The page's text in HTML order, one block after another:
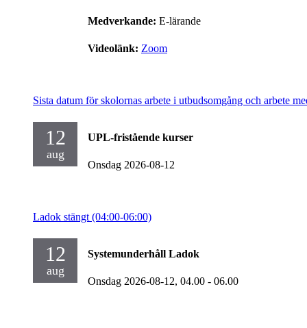
Medverkande: E-lärande
Videolänk: Zoom
Sista datum för skolornas arbete i utbudsomgång och arbete
12
aug
UPL-fristående kurser
Onsdag 2026-08-12
Ladok stängt (04:00-06:00)
12
aug
Systemunderhåll Ladok
Onsdag 2026-08-12, 04.00 - 06.00